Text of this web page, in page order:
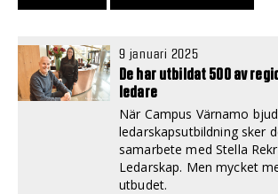
9 januari 2025
De har utbildat 500 av
ledare
När Campus Värnamo
ledarskapsutbildning sker
samarbete med Stella
Ledarskap. Men mycket
utbudet.